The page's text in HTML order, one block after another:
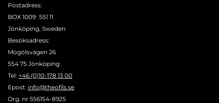
Postadress:
BOX 1009 551 11
Jönköping, Sweden
Besöksadress:
Mogölsvägen 26
554 75 Jönköping
Tel: +46 (0)10-178 13 00
Epost: info@theofils.se
Org. nr 556154-8925